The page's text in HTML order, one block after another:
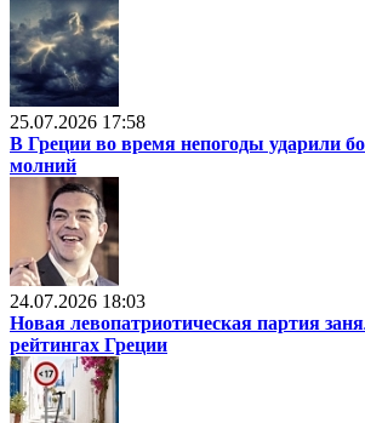
25.07.2026 17:58
В Греции во время непогоды ударили
молний
24.07.2026 18:03
Новая левопатриотическая партия
рейтингах Греции